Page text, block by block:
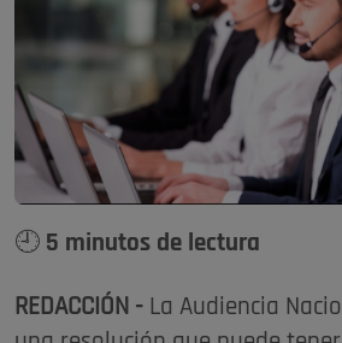
🕘 5 minutos de lectura
REDACCIÓN - La Audiencia